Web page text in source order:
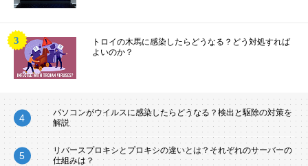
トロイの木馬に感染したらどうなる？どう対処すれば
よいのか？
パソコンがウイルスに感染したらどうなる？検出と駆除の対策を
解説
リバースプロキシとプロキシの違いとは？それぞれのサーバーの
仕組みは？